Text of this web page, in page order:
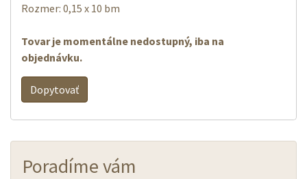
Rozmer: 0,15 x 10 bm
Tovar je momentálne nedostupný, iba na
objednávku.
Dopytovať
Poradíme vám